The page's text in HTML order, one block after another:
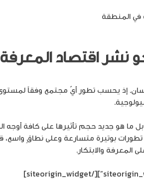
في المنطقة
نشر اقتصاد
إذ يحسب تطور أيّ مجتمع وفقاً
ما هو جديد حجم تأثيرها على كافة أوجه
بوتيرة متسارعة وعلى نطاقٍ واسع،
المعرفة والابتكار.
[/siteorigin_widget]